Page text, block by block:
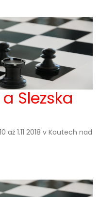
Slezska
1.11 2018 v Koutech nad